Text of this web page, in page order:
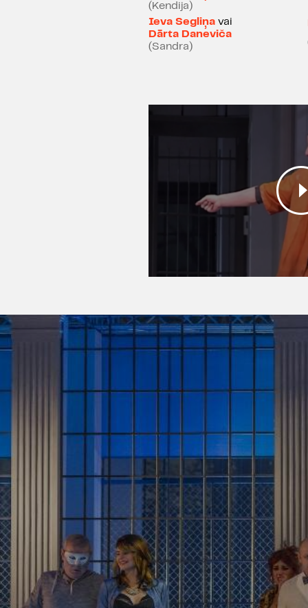
(Kendija)
Ieva Segliņa vai
Dārta Daneviča
(Sandra)